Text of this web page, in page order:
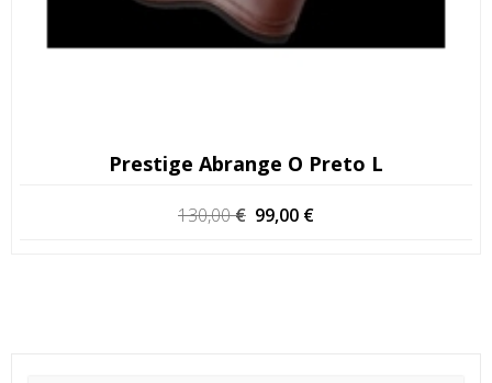
Prestige Abrange O Preto L
130,00€ O
99,00 €